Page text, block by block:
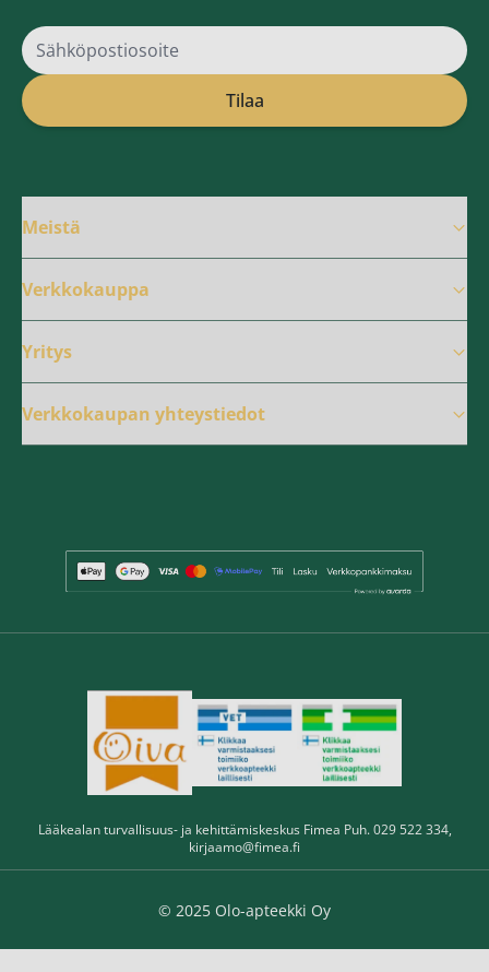
Sähköpostiosoite
Tilaa
Meistä
Verkkokauppa
Yritys
Verkkokaupan yhteystiedot
Lääkealan turvallisuus- ja kehittämiskeskus Fimea Puh. 029 522 334,
kirjaamo@fimea.fi
© 2025 Olo-apteekki Oy